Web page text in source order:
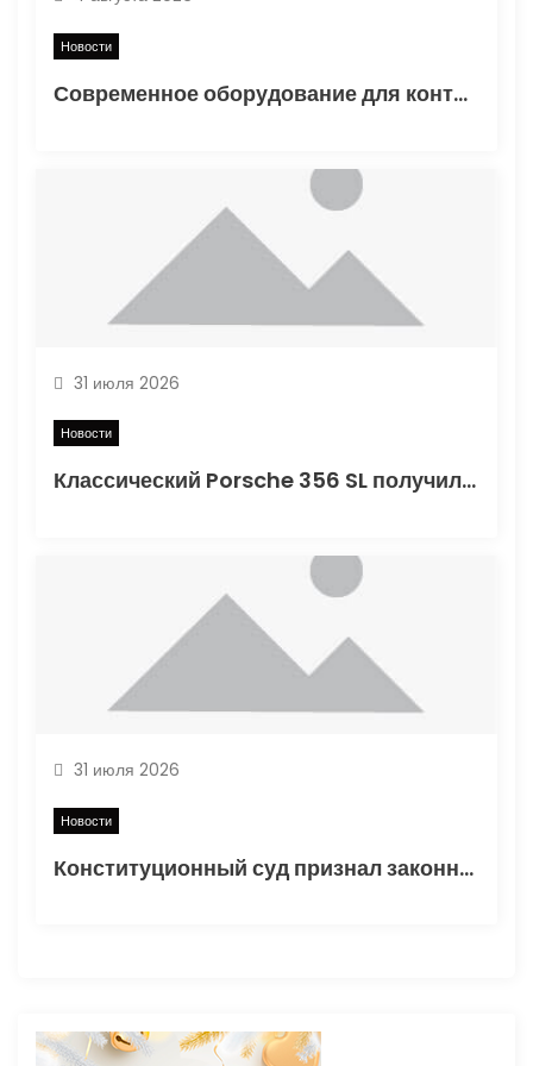
с
я
Новости
Современное оборудование для контроля качества в дорожном строительстве
31 июля 2026
Новости
Классический Porsche 356 SL получил вторую жизнь
31 июля 2026
Новости
Конституционный суд признал законным порядок начисления утильсбора при ввозе автомобилей